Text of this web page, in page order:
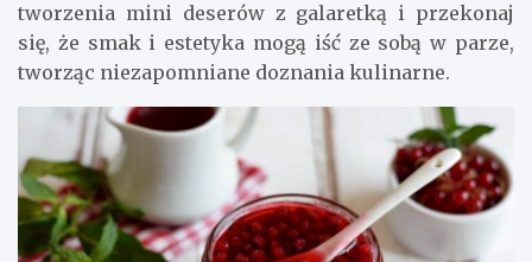
tworzenia mini deserów z galaretką i przekonaj
się, że smak i estetyka mogą iść ze sobą w parze,
tworząc niezapomniane doznania kulinarne.